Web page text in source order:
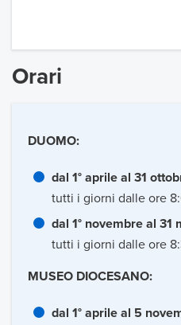
Orari
DUOMO:
dal 1° aprile al 31
tutti i giorni dalle ore
dal 1° novembre al 31
tutti i giorni dalle ore
MUSEO DIOCESANO:
dal 1° aprile al 5